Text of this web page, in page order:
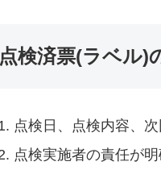
点検済票(ラベル)
点検日、点検内容、
点検実施者の責任が